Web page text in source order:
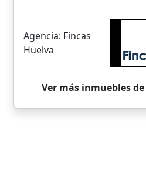
Agencia: Fincas
Huelva
Ver más inmuebles